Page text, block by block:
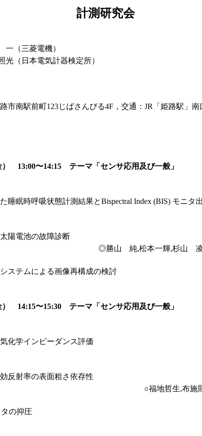
計測研究会
（三菱電機）
（日本電気計器検定所）
南駅前町123じばさんびる4F，交通：JR「姫路駅」
13:00〜14:15 テーマ「センサ応用及び一般」
睡眠時呼吸状態計測結果とBispectral Index (BIS) モニタ
陽電池の故障診断
◎勝山 純,松本一輝,杉山 凌,
ステムによる画像再構成の検討
14:15〜15:30 テーマ「センサ応用及び一般」
化学インピーダンス評価
反射率の表面粗さ依存性
○福地哲生,布施
の抑圧